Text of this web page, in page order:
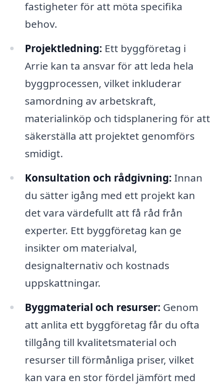
fastigheter för att möta specifika
behov.
Projektledning: Ett byggföretag i
Arrie kan ta ansvar för att leda hela
byggprocessen, vilket inkluderar
samordning av arbetskraft,
materialinköp och tidsplanering för att
säkerställa att projektet genomförs
smidigt.
Konsultation och rådgivning: Innan
du sätter igång med ett projekt kan
det vara värdefullt att få råd från
experter. Ett byggföretag kan ge
insikter om materialval,
designalternativ och kostnads
uppskattningar.
Byggmaterial och resurser: Genom
att anlita ett byggföretag får du ofta
tillgång till kvalitetsmaterial och
resurser till förmånliga priser, vilket
kan vara en stor fördel jämfört med